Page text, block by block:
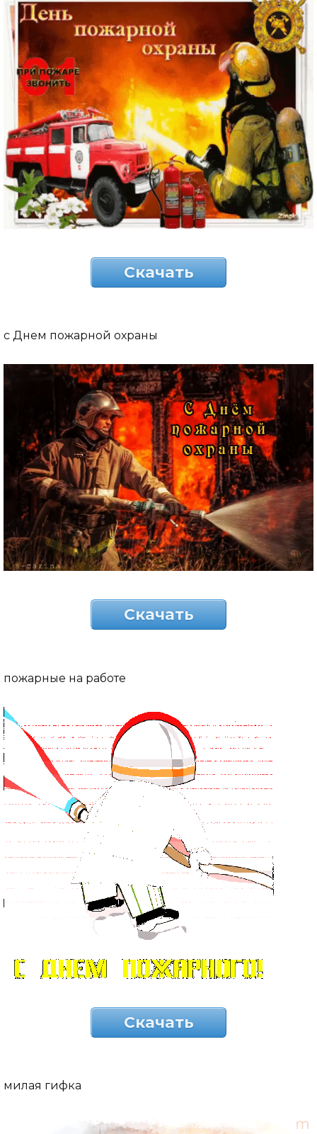
Скачать
с Днем пожарной охраны
Скачать
пожарные на работе
Скачать
милая гифка